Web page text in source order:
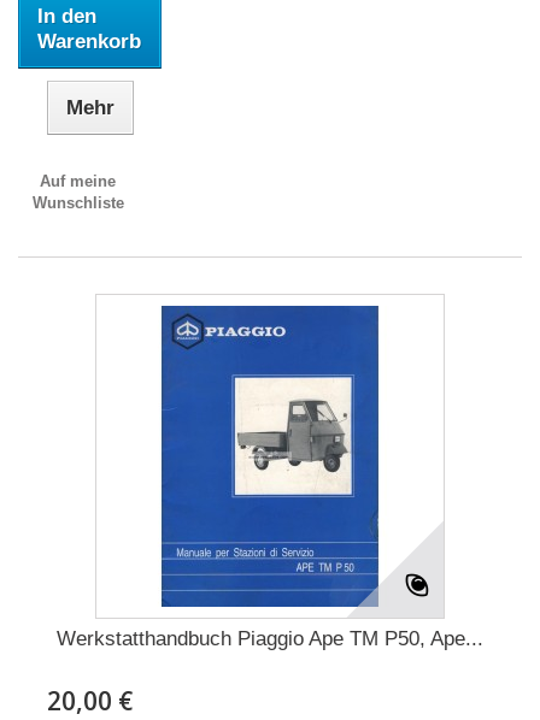
In den
Warenkorb
Mehr
Auf meine
Wunschliste
Werkstatthandbuch Piaggio Ape TM P50, Ape...
20,00 €